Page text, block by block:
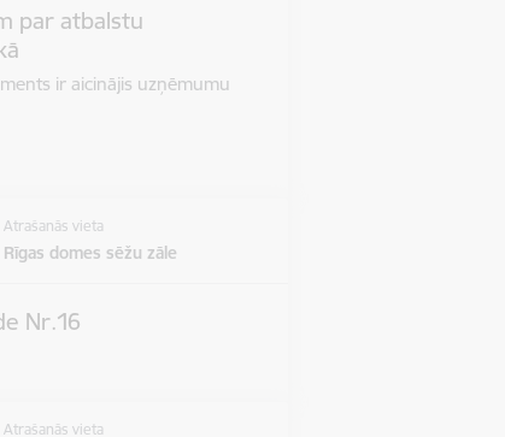
par atbalstu
ir aicinājis uzņēmumu
Atrašanās vieta
Rīgas domes sēžu zāle
Nr.16
Atrašanās vieta